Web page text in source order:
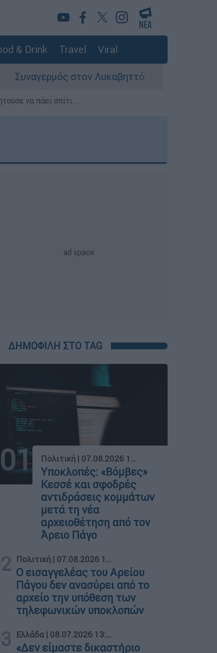
& Drink Travel Viral
Λυκαβηττό: Σορός σε προχωρημένη σήψη
να πάει σπίτι...
ΔΗΜΟΦΙΛΗ ΣΤΟ TAG
01 Πολιτική | 07.08.2026 18:26
Υποκλοπές: «Βόμβες»
Κεσσέ και σφοδρές
αντιδράσεις κομμάτων
μετά τη νέα
αρχειοθέτηση από τον
Άρειο Πάγο
Πολιτική | 07.08.2026 14:11
Ο εισαγγελέας του Αρείου
Πάγου δεν ανασύρει από το
αρχείο την υπόθεση των
τηλεφωνικών υποκλοπών
Ελλάδα | 08.07.2026 13:22
«Δεν είμαστε δικαστήριο